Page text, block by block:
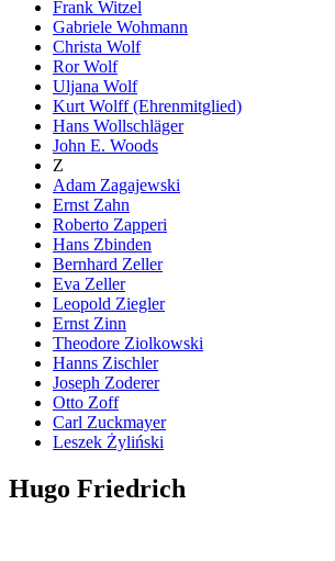
Frank Witzel
Gabriele Wohmann
Christa Wolf
Ror Wolf
Uljana Wolf
Kurt Wolff (Ehrenmitglied)
Hans Wollschläger
John E. Woods
Z
Adam Zagajewski
Ernst Zahn
Roberto Zapperi
Hans Zbinden
Bernhard Zeller
Eva Zeller
Leopold Ziegler
Ernst Zinn
Theodore Ziolkowski
Hanns Zischler
Joseph Zoderer
Otto Zoff
Carl Zuckmayer
Leszek Żyliński
Hugo Friedrich